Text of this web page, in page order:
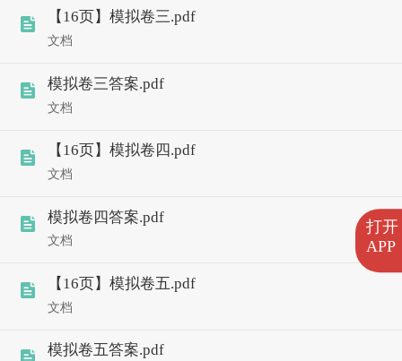
打开
APP
【16页】模拟卷三.pdf
文档
模拟卷三答案.pdf
文档
【16页】模拟卷四.pdf
文档
模拟卷四答案.pdf
文档
【16页】模拟卷五.pdf
文档
模拟卷五答案.pdf